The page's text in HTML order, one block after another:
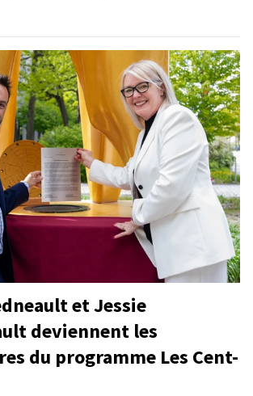
et Jessie
deviennent les
du programme Les Cent-